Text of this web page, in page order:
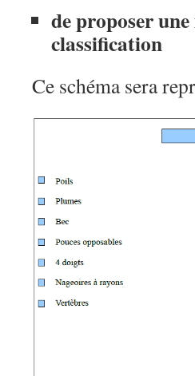
de proposer
classification
Ce schéma sera